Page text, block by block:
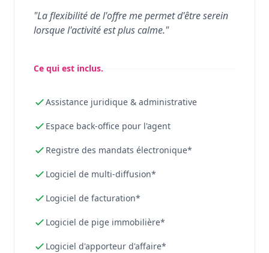
"La flexibilité de l'offre me permet d'être serein
lorsque l'activité est plus calme."
Ce qui est inclus.
Assistance juridique & administrative
Espace back-office pour l'agent
Registre des mandats électronique*
Logiciel de multi-diffusion*
Logiciel de facturation*
Logiciel de pige immobilière*
Logiciel d'apporteur d'affaire*